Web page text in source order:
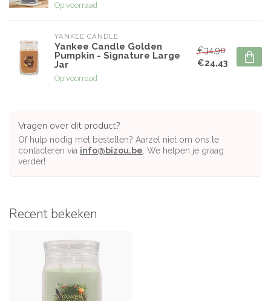
Op voorraad
YANKEE CANDLE
Yankee Candle Golden
Pumpkin - Signature Large
Jar
Op voorraad
€34,90
€24,43
Vragen over dit product?
Of hulp nodig met bestellen? Aarzel niet om ons te
contacteren via info@bizou.be . We helpen je graag
verder!
Recent bekeken